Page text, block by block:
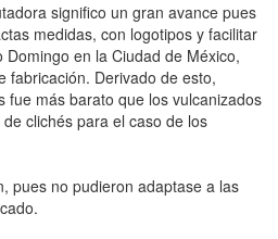
significo un gran avance pues
medidas, con logotipos y facilitar
en la Ciudad de México,
fabricación. Derivado de esto,
fue más barato que los vulcanizados
clichés para el caso de los
pues no pudieron adaptase a las